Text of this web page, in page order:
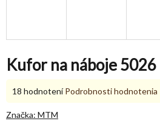
Kufor na náboje 5026
Priemerné
produktu
18 hodnotení Podrobnosti hodnotenia
Značka: MTM